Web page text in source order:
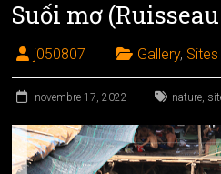
Suối mơ
j050807 Gallery,
novembre 17, 2022 nature